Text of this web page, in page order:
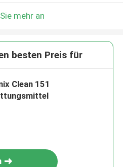
mehr an
besten Preis für
Clean 151